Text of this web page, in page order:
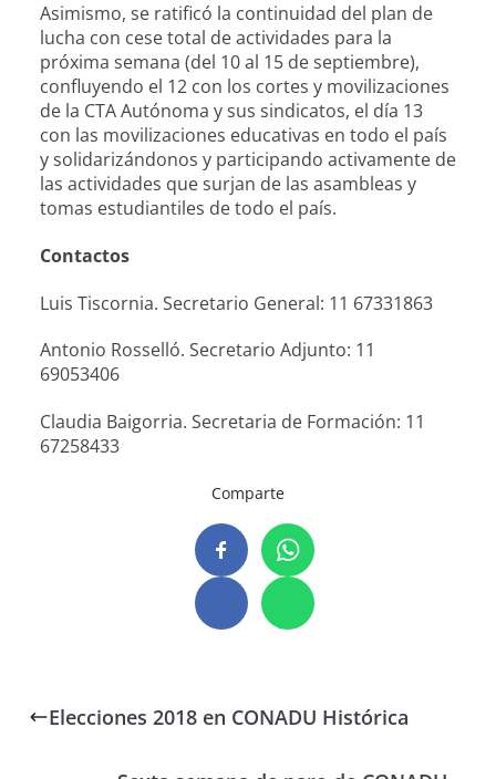
Asimismo, se ratificó la continuidad del plan de
lucha con cese total de actividades para la
próxima semana (del 10 al 15 de septiembre),
confluyendo el 12 con los cortes y movilizaciones
de la CTA Autónoma y sus sindicatos, el día 13
con las movilizaciones educativas en todo el país
y solidarizándonos y participando activamente de
las actividades que surjan de las asambleas y
tomas estudiantiles de todo el país.
Contactos
Luis Tiscornia. Secretario General: 11 67331863
Antonio Rosselló. Secretario Adjunto: 11
69053406
Claudia Baigorria. Secretaria de Formación: 11
67258433
Comparte
Elecciones 2018 en CONADU Histórica